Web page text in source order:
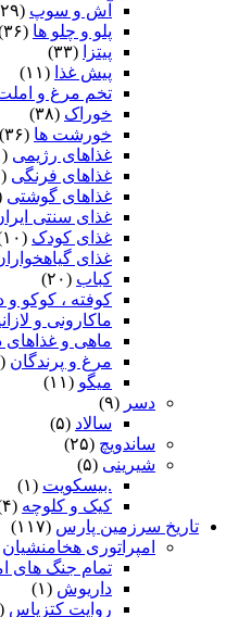
آش و سوپ (۲۹)
پلو و چلو ها (۳۶)
پیتزا
(۳۳)
پیش غذا (۱۱)
تخم مرغ و
خوراک (۳۸)
خورشت ها (۳۶)
غذاهای رژیمی (۱)
غذاهای فرنگی (۲۲)
غذاهای گوشتی
غذای سنتی
غذای کودک (۱۰)
غذای
کباب (۲۰)
کوفته ، کوکو و
ماکارونی و
ماهی و غذاهای
مرغ و پرندگان (۴۷)
میگو (۱۱)
دسر (۹)
سالاد (۵)
ساندویچ (۲۵)
شیرینی (۵)
.بیسکویت (۱)
کیک و کلوچه (۴)
تاریخ سرزمین پارس (۱۱۷)
امپراتوری هخامنشیان
تمام جنگ های
داریوش (۱)
روایت کتزیاس (۱۳)